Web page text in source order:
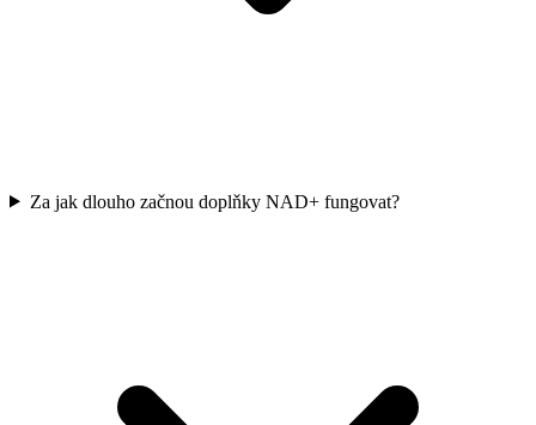
Za jak dlouho začnou doplňky NAD+ fungovat?